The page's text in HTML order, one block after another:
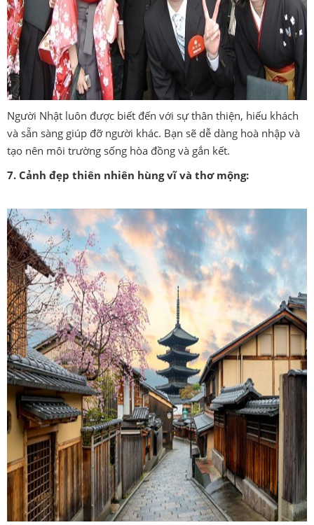
Người Nhật luôn được biết đến với sự thân thiện, hiếu khách
và sẵn sàng giúp đỡ người khác. Bạn sẽ dễ dàng hoà nhập và
tạo nên môi trường sống hòa đồng và gắn kết.
7. Cảnh đẹp thiên nhiên hùng vĩ và thơ mộng: